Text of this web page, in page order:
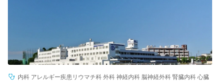
内科 アレルギー疾患リウマチ科 外科 神経内科 脳神経外科 腎臓内科 心臓